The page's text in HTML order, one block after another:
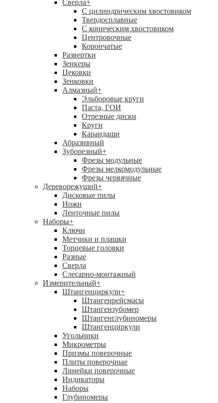
Сверла+
С цилиндрическим хвостовиком
Твердосплавные
С коническим хвостовиком
Центровочные
Корончатые
Развертки
Зенкеры
Цековки
Зенковки
Алмазный+
Эльборовые круги
Паста, ГОИ
Отрезные диски
Круги
Карандаши
Абразивный
Зуборезный+
Фрезы модульные
Фрезы мелкомодульные
Фрезы червячные
Дереворежущий+
Дисковые пилы
Ножи
Ленточные пилы
Наборы+
Ключи
Метчики и плашки
Торцевые головки
Разные
Сверла
Слесарно-монтажный
Измерительный+
Штангенциркули+
Штангенрейсмасы
Штангензубомер
Штангенглубиномеры
Штангенциркули
Угольники
Микрометры
Призмы поверочные
Плиты поверочные
Линейки поверочные
Индикаторы
Наборы
Глубиномеры